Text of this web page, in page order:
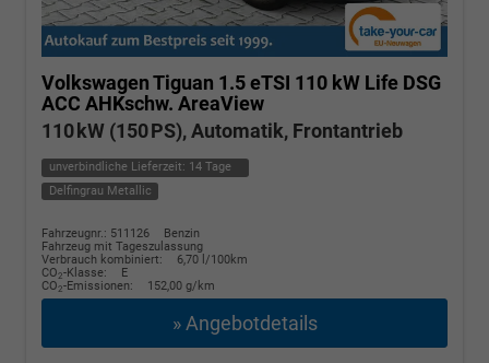
Volkswagen Tiguan 1.5 eTSI 110 kW Life DSG
ACC AHKschw. AreaView
110 kW (150 PS), Automatik, Frontantrieb
unverbindliche Lieferzeit: 14 Tage
Delfingrau Metallic
Fahrzeugnr.: 511126
Benzin
Fahrzeug mit Tageszulassung
Verbrauch kombiniert:
6,70 l/100km
CO2-Klasse:
E
CO2-Emissionen: 152,00 g/km
» Angebotdetails